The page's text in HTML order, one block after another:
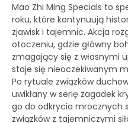
Mao Zhi Ming Specials to
roku, które kontynuują
zjawisk i tajemnic. Akcja
otoczeniu, gdzie główny
zmagający się z własnymi
staje się nieoczekiwanym
Po rytuale związków
uwikłany w serię zagadek
go do odkrycia mrocznych
związków z tajemniczymi